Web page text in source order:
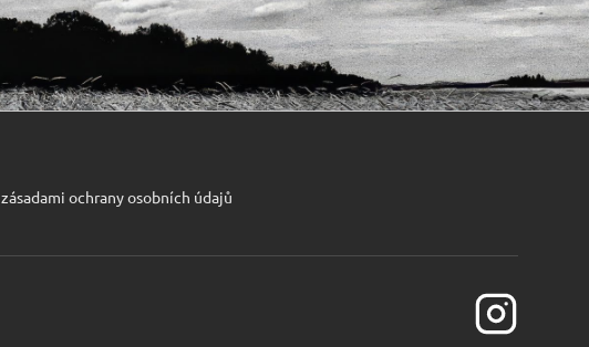
zásadami ochrany osobních údajů